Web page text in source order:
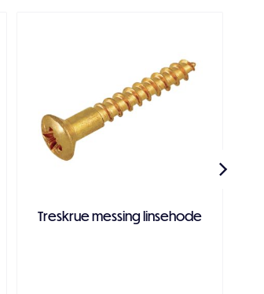
Treskrue messing linsehode